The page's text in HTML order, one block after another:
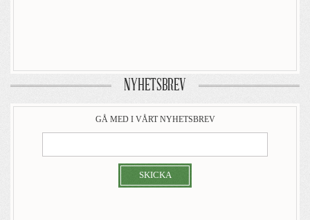
NYHETSBREV
GÅ MED I VÅRT NYHETSBREV
SKICKA